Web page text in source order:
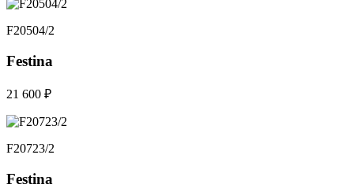
F20504/2
Festina
21 600 ₽
F20723/2
Festina